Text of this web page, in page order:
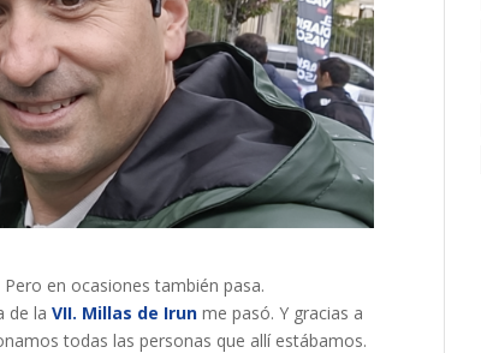
en ocasiones también pasa.
de laVII. Millas de Irun me pasó. Y gracias a
todas las personas que allí estábamos.